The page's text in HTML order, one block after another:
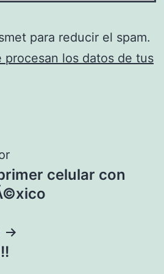
para reducir el spam.
procesan los datos de tus
celular con